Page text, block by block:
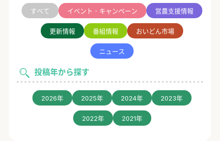
すべて イベント・キャンペーン 営農支援情報
更新情報 番組情報 おいどん市場
ニュース
投稿年から探す
2026年 2025年 2024年 2023年
2022年 2021年